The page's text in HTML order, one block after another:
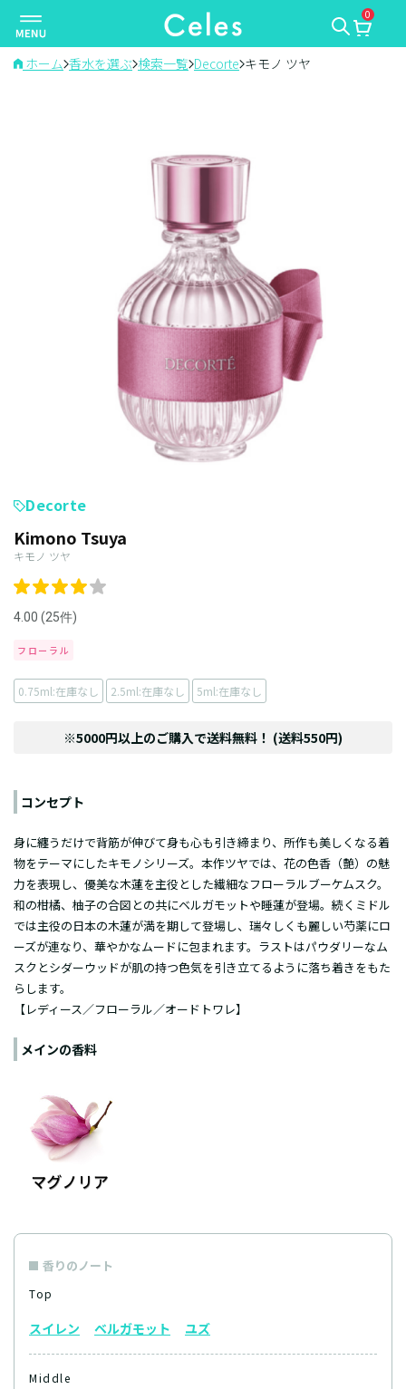
ナ
ビ
ゲ
0
ホーム 香水を選ぶ 検索一覧 Decorte キモノ ツヤ
Decorte
Kimono Tsuya
キモノ ツヤ
4.00 (25件)
フローラル
0.75ml:在庫なし 2.5ml:在庫なし 5ml:在庫なし
※5000円以上のご購入で送料無料！ (送料550円)
コンセプト
身に纏うだけで背筋が伸びて身も心も引き締まり、所作も美しくなる着
物をテーマにしたキモノシリーズ。本作ツヤでは、花の色香（艶）の魅
力を表現し、優美な木蓮を主役とした繊細なフローラルブーケムスク。
和の柑橘、柚子の合図との共にベルガモットや睡蓮が登場。続くミドル
では主役の日本の木蓮が満を期して登場し、瑞々しくも麗しい芍薬にロ
ーズが連なり、華やかなムードに包まれます。ラストはパウダリーなム
スクとシダーウッドが肌の持つ色気を引き立てるように落ち着きをもた
らします。
【レディース／フローラル／オードトワレ】
メインの香料
香りのノート
Top
スイレン ベルガモット ユズ
Middle